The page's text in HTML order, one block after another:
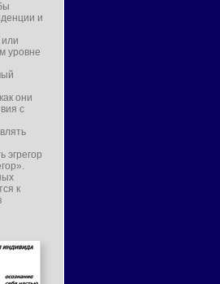
и
уровне
они
с
эгрегор
к